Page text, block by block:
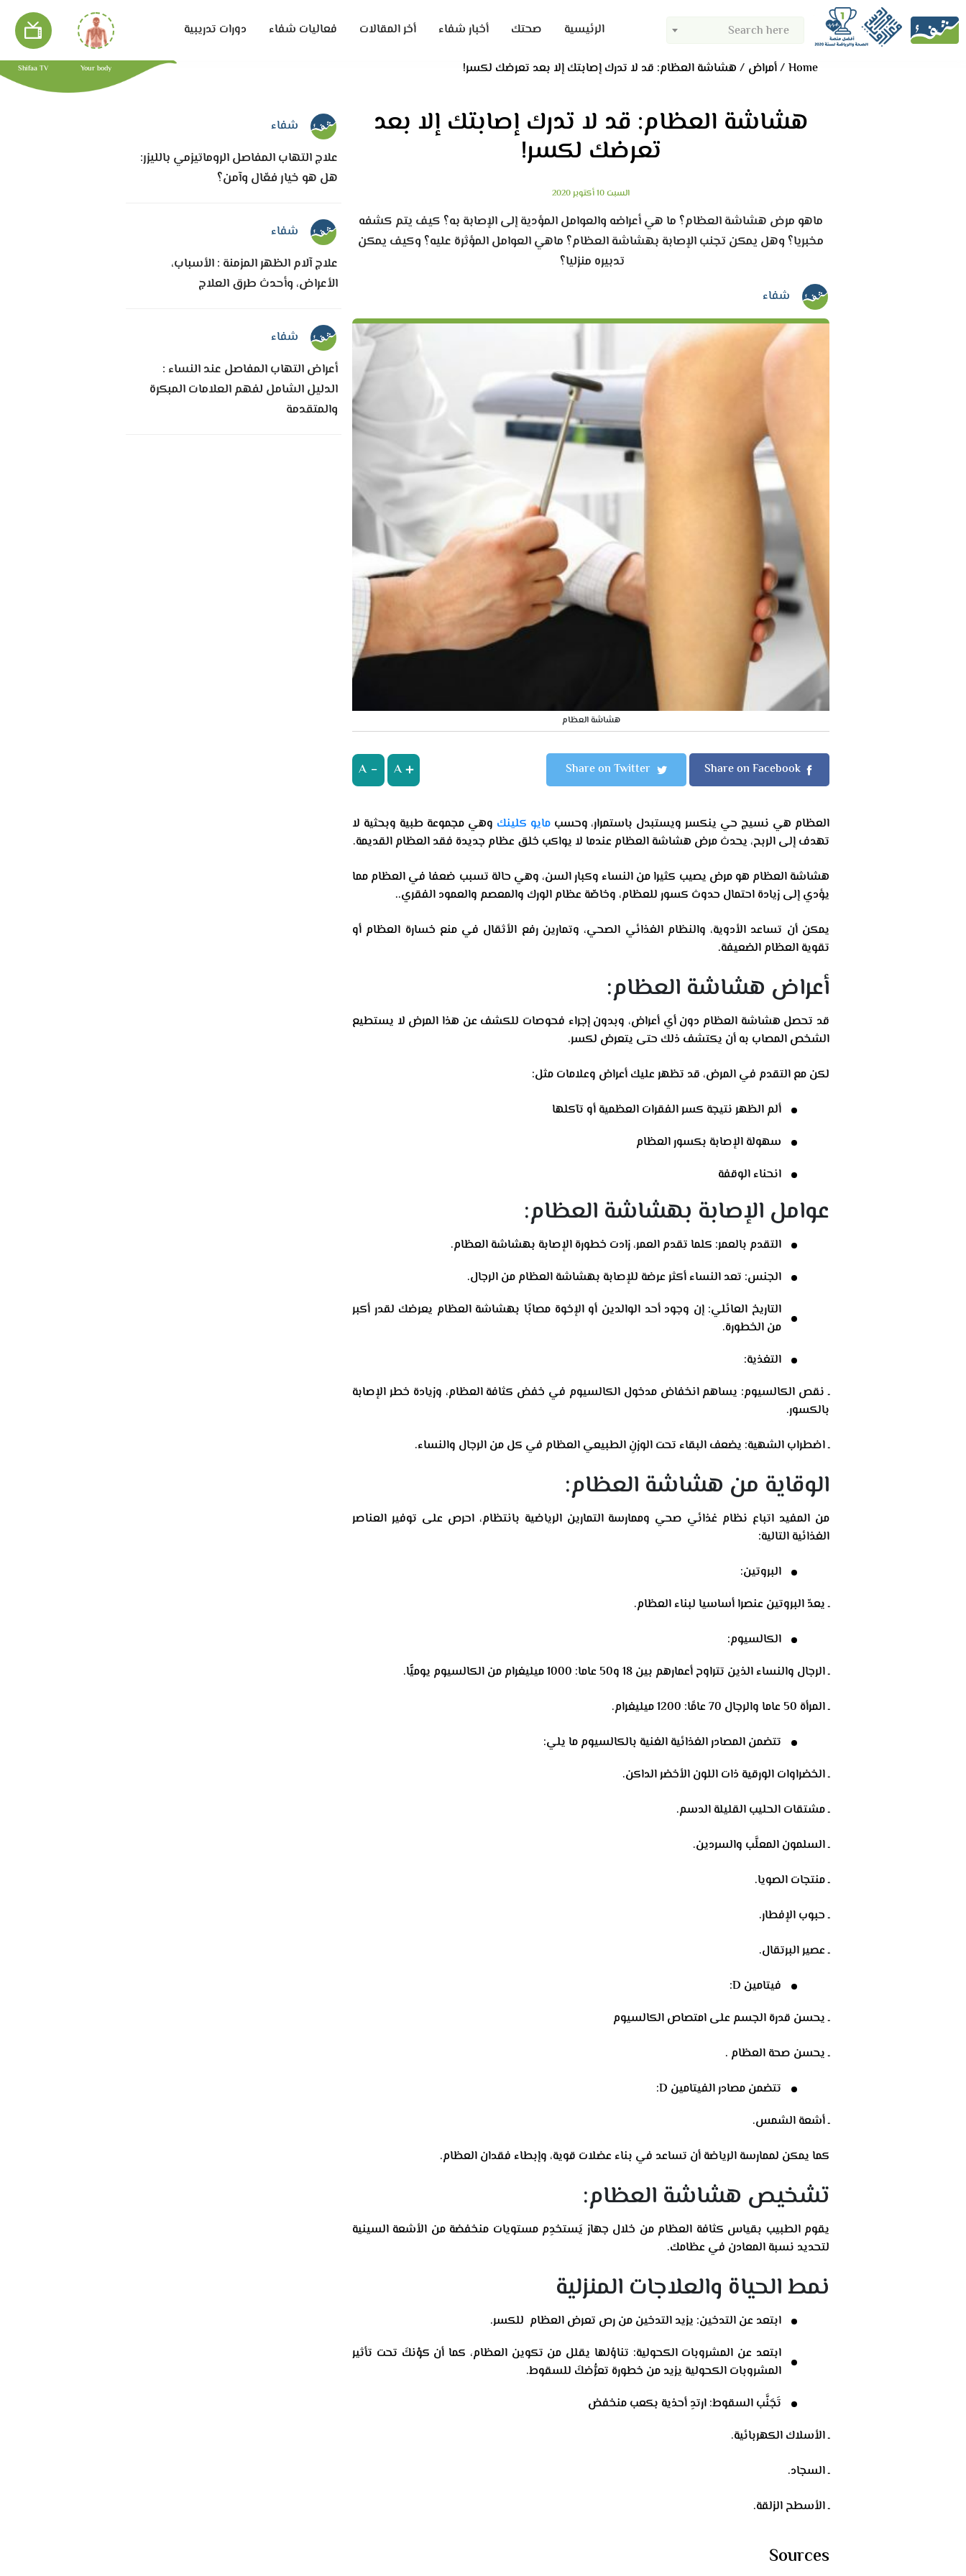
Search here الرئيسية صحتك أخبار شفاء أخر المقالات فعاليات شفاء دورات تدريبية
Your body
Shifaa TV Home أمراض هشاشة العظام: قد لا تدرك إصابتك إلا بعد تعرضك لكسر!
هشاشة العظام: قد لا تدرك إصابتك إلا بعد
تعرضك لكسر!
السبت 10 أكتوبر 2020
ماهو مرض هشاشة العظام؟ ما هي أعراضه والعوامل المؤدية إلى الإصابة به؟ كيف يتم كشفه
مخبريا؟ وهل يمكن تجنب الإصابة بهشاشة العظام؟ ماهي العوامل المؤثرة عليه؟ وكيف يمكن
تدبيره منزليا؟
شفاء
هشاشة العظام
Share on Facebook
Share on Twitter
A
A
العظام هي نسيج حي ينكسر ويستبدل باستمرار، وحسبمايو كلينك وهي مجموعة طبية وبحثية لا
تهدف إلى الربح، يحدث مرض هشاشة العظام عندما لا يواكب خلق عظام جديدة فقد العظام القديمة.
هشاشة العظام هو مرض يصيب كثيرا من النساء وكبار السن، وهي حالة تسبب ضعفا في العظام مما
يؤدي إلى زيادة احتمال حدوث كسور للعظام، وخاصّة عظام الورك والمعصم والعمود الفقري..
يمكن أن تساعد الأدوية، والنظام الغذائي الصحي، وتمارين رفع الأثقال في منع خسارة العظام أو
تقوية العظام الضعيفة.
أعراض هشاشة العظام:
قد تحصل هشاشة العظام دون أي أعراض، وبدون إجراء فحوصات للكشف عن هذا المرض لا يستطيع
الشخص المصاب به أن يكتشف ذلك حتى يتعرض لكسر.
لكن مع التقدم في المرض، قد تظهر عليك أعراض وعلامات مثل:
ألم الظهر نتيجة كسر الفقرات العظمية أو تآكلها
سهولة الإصابة بكسور العظام
انحناء الوقفة
عوامل الإصابة بهشاشة العظام:
التقدم بالعمر: كلما تقدم العمر، زادت خطورة الإصابة بهشاشة العظام.
الجنس: تعد النساء أكثر عرضة للإصابة بهشاشة العظام من الرجال.
التاريخ العائلي: إن وجود أحد الوالدين أو الإخوة مصابًا بهشاشة العظام يعرضك لقدر أكبر
من الخطورة.
التغذية:
ـ نقص الكالسيوم: يساهم انخفاض مدخول الكالسيوم في خفض كثافة العظام، وزيادة خطر الإصابة
بالكسور.
ـ اضطراب الشهية: يضعف البقاء تحت الوزنِ الطبيعي العظام في كل من الرجال والنساء.
الوقاية من هشاشة العظام:
من المفيد اتباع نظام غذائي صحي وممارسة التمارين الرياضية بانتظام، احرص على توفير العناصر
الغذائية التالية:
البروتين:
ـ يعدّ البروتين عنصرا أساسيا لبناء العظام.
الكالسيوم:
ـ الرجال والنساء الذين تتراوح أعمارهم بين 18 و50 عاما: 1000 ميليغرام من الكالسيوم يوميًّا.
ـ المرأة 50 عاما والرجال 70 عامًا: 1200 ميليغرام.
تتضمن المصادر الغذائية الغنية بالكالسيوم ما يلي:
ـ الخضراوات الورقية ذات اللون الأخضر الداكن.
ـ مشتقات الحليب القليلة الدسم.
ـ السلمون المعلَّب والسردين.
ـ منتجات الصويا.
ـ حبوب الإفطار.
ـ عصير البرتقال.
فيتامين D:
ـ يحسن قدرة الجسم على امتصاص الكالسيوم
ـ يحسن صحة العظام .
تتضمن مصادر الفيتامين D:
ـ أشعة الشمس.
كما يمكن لممارسة الرياضة أن تساعد في بناء عضلات قوية، وإبطاء فقدان العظام.
تشخيص هشاشة العظام:
يقوم الطبيب بقياس كثافة العظام من خلال جهاز يَستخدِم مستويات منخفضة من الأشعة السينية
لتحديد نسبة المعادن في عظامك.
نمط الحياة والعلاجات المنزلية
ابتعد عن التدخين: يزيد التدخين من رص تعرض العظام للكسر.
ابتعد عن المشروبات الكحولية: تناوُلها يقلل من تكوين العظام، كما أن كوْنكَ تحت تأثير
المشروبات الكحولية يزيد من خطورة تعرُّضكَ للسقوط.
تَجَنَّب السقوط: ارتدِ أحذية بكعب منخفض
ـ الأسلاك الكهربائية.
ـ السجاد.
ـ الأسطح الزلقة.
Sources
شفاء
علاج التهاب المفاصل الروماتيزمي بالليزر:
هل هو خيار فعّال وآمن؟
شفاء
علاج آلام الظهر المزمنة : الأسباب،
الأعراض، وأحدث طرق العلاج
شفاء
أعراض التهاب المفاصل عند النساء :
الدليل الشامل لفهم العلامات المبكرة
والمتقدمة